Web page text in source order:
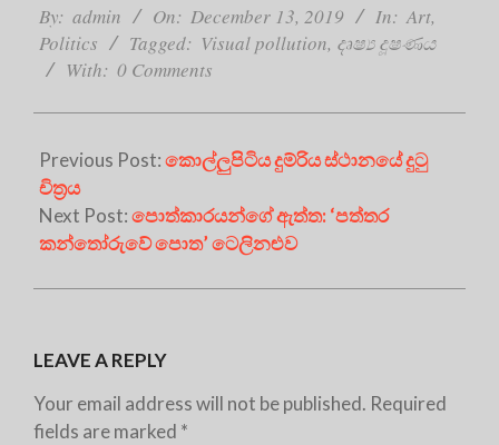
12-
13
By: admin On: December 13, 2019 In: Art,
Politics
Tagged: Visual pollution, දෘෂ්‍ය දූෂණය
With: 0 Comments
Previous Post:කොල්ලුපිටිය දුම්රිය ස්ථානයේ දුටු
චිත්‍රය
Next Post:පොත්කාරයන්ගේ ඇත්ත: ‘පත්තර
කන්තෝරුවේ පොත’ ටෙලිනළුව
LEAVE A REPLY
Your email address will not be published. Required
fields are marked *